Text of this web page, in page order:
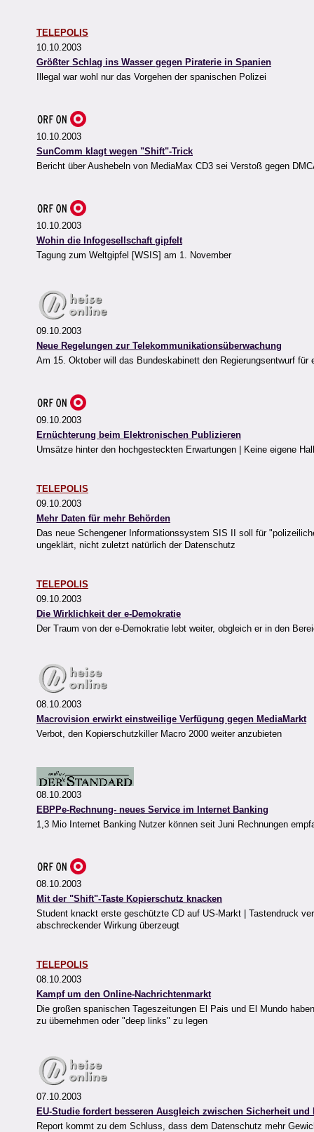
TELEPOLIS
10.10.2003
Größter Schlag ins Wasser gegen Piraterie in Spanien
Illegal war wohl nur das Vorgehen der spanischen Polizei
10.10.2003
SunComm klagt wegen "Shift"-Trick
Bericht über Aushebeln von MediaMax CD3 sei Verstoß gegen
10.10.2003
Wohin die Infogesellschaft gipfelt
Tagung zum Weltgipfel [WSIS] am 1. November
09.10.2003
Neue Regelungen zur Telekommunikationsüberwachung
Am 15. Oktober will das Bundeskabinett den Regierungsentwurf
09.10.2003
Ernüchterung beim Elektronischen Publizieren
Umsätze hinter den hochgesteckten Erwartungen | Keine eigene
TELEPOLIS
09.10.2003
Mehr Daten für mehr Behörden
Das neue Schengener Informationssystem SIS II soll für
ungeklärt, nicht zuletzt natürlich der Datenschutz
TELEPOLIS
09.10.2003
Die Wirklichkeit der e-Demokratie
Der Traum von der e-Demokratie lebt weiter, obgleich er in den
08.10.2003
Macrovision erwirkt einstweilige Verfügung gegen MediaMarkt
Verbot, den Kopierschutzkiller Macro 2000 weiter anzubieten
08.10.2003
EBPPe-Rechnung- neues Service im Internet Banking
1,3 Mio Internet Banking Nutzer können seit Juni Rechnungen
08.10.2003
Mit der "Shift"-Taste Kopierschutz knacken
Student knackt erste geschützte CD auf US-Markt | Tastendruck
abschreckender Wirkung überzeugt
TELEPOLIS
08.10.2003
Kampf um den Online-Nachrichtenmarkt
Die großen spanischen Tageszeitungen El Pais und El Mundo
zu übernehmen oder "deep links" zu legen
07.10.2003
EU-Studie fordert besseren Ausgleich zwischen Sicherheit und
Report kommt zu dem Schluss, dass dem Datenschutz mehr